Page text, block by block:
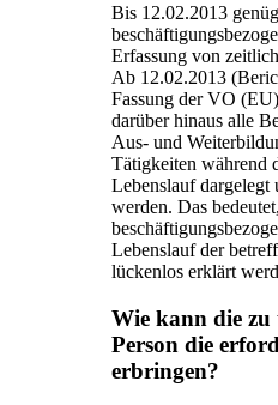
Bis 12.02.2013
Erfassung von
Ab 12.02.2013
Fassung der VO
darüber hinaus alle
Aus- und
Tätigkeiten während
Lebenslauf dargelegt
werden. Das
Lebenslauf der
lückenlos erklärt
Wie kann die
Person die
erbringen?